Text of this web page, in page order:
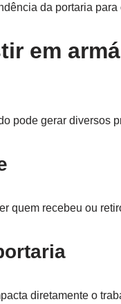
da portaria
em
pode gerar diversos
quem recebeu ou
diretamente o